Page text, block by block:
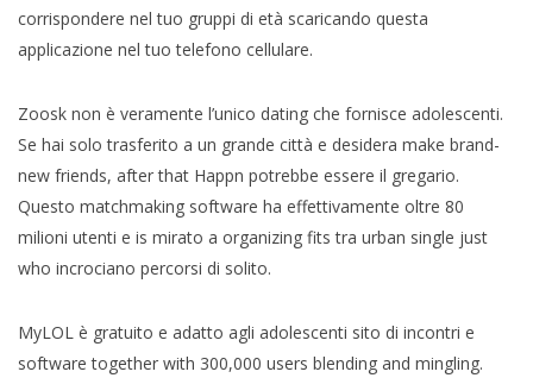
corrispondere nel tuo gruppi di età scaricando questa
applicazione nel tuo telefono cellulare.
Zoosk non è veramente l’unico dating che fornisce adolescenti.
Se hai solo trasferito a un grande città e desidera make brand-
new friends, after that Happn potrebbe essere il gregario.
Questo matchmaking software ha effettivamente oltre 80
milioni utenti e is mirato a organizing fits tra urban single just
who incrociano percorsi di solito.
MyLOL è gratuito e adatto agli adolescenti sito di incontri e
software together with 300,000 users blending and mingling.